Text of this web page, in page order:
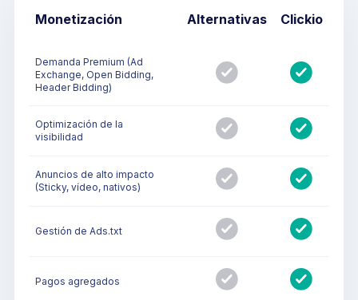
Monetización Alternativas Clickio
Demanda Premium (Ad
Exchange, Open Bidding,
Header Bidding)
Optimización de la
visibilidad
Anuncios de alto impacto
(Sticky, vídeo, nativos)
Gestión de Ads.txt
Pagos agregados